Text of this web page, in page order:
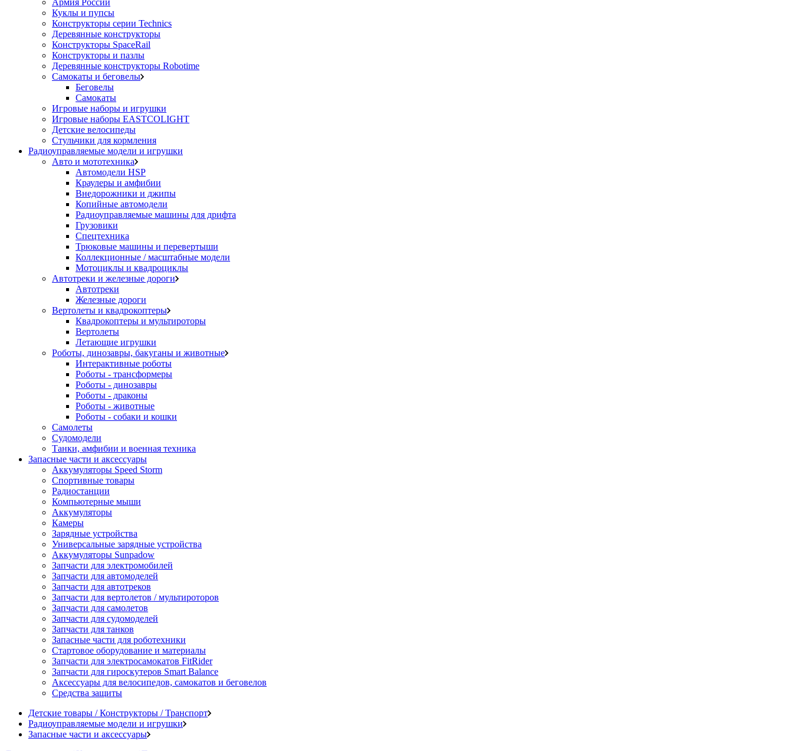
Армия России
Куклы и пупсы
Конструкторы серии Technics
Деревянные конструкторы
Конструкторы SpaceRail
Конструкторы и пазлы
Деревянные конструкторы Robotime
Самокаты и беговелы
Беговелы
Самокаты
Игровые наборы и игрушки
Игровые наборы EASTCOLIGHT
Детские велосипеды
Стульчики для кормления
Радиоуправляемые модели и игрушки
Авто и мототехника
Автомодели HSP
Краулеры и амфибии
Внедорожники и джипы
Копийные автомодели
Радиоуправляемые машины для дрифта
Грузовики
Спецтехника
Трюковые машины и перевертыши
Коллекционные / масштабные модели
Мотоциклы и квадроциклы
Автотреки и железные дороги
Автотреки
Железные дороги
Вертолеты и квадрокоптеры
Квадрокоптеры и мультироторы
Вертолеты
Летающие игрушки
Роботы, динозавры, бакуганы и животные
Интерактивные роботы
Роботы - трансформеры
Роботы - динозавры
Роботы - драконы
Роботы - животные
Роботы - собаки и кошки
Самолеты
Судомодели
Танки, амфибии и военная техника
Запасные части и аксессуары
Аккумуляторы Speed Storm
Спортивные товары
Радиостанции
Компьютерные мыши
Аккумуляторы
Камеры
Зарядные устройства
Универсальные зарядные устройства
Аккумуляторы Sunpadow
Запчасти для электромобилей
Запчасти для автомоделей
Запчасти для автотреков
Запчасти для вертолетов / мультироторов
Запчасти для самолетов
Запчасти для судомоделей
Запчасти для танков
Запасные части для роботехники
Стартовое оборудование и материалы
Запчасти для электросамокатов FitRider
Запчасти для гироскутеров Smart Balance
Аксессуары для велосипедов, самокатов и беговелов
Средства защиты
Детские товары / Конструкторы / Транспорт
Радиоуправляемые модели и игрушки
Запасные части и аксессуары